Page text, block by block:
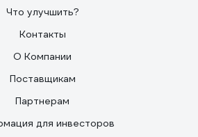
Что улучшить?
Контакты
О Компании
Поставщикам
Партнерам
для инвесторов